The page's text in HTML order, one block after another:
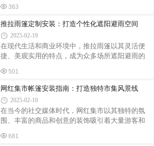
纸，精细裁剪材料，并采用专业缝制技术，确保
和美观度。组装与测试：将帐篷部件组装完成，
工业、农业及公共设施的应用，推拉帐篷都以其
出色的性能和广泛的适用性赢得了用户的青睐。
本文将深入探讨推拉帐篷在不同应用场景中的实
际应用与优势。家庭休闲的理想选择对于热爱户
外生活的家庭而言，推拉帐篷无疑是露营、野
炊、家庭聚会等休闲活动的理想伴侣。它不仅能
够提供充足的遮阳避雨空间，让家庭成员在户外
纳，便于携带和存放。无论是森林中的露营基地
363
推拉雨篷定制安装：打造个性化遮阳避雨空间
2025-02-19
在现代生活和商业环境中，推拉雨篷以其灵活便
捷、美观实用的特点，成为众多场所遮阳避雨的
库入口，推拉雨篷以其多样化的功能和个性化设
计，满足了不同场景下的需求。本文将深入探讨
推拉雨篷的定制安装过程，从需求分析到最终安
装，为您全面解析如何打造一个既实用又美观的
个性化遮阳避雨空间。一、需求分析：定制推拉
雨篷的起点定制推拉雨篷的第一步是进行需求分
析。这一过程包括以下几个关键方面：使用场
501
网红集市帐篷安装指南：打造独特市集风景线
2025-02-10
在当今的社交媒体时代，网红集市以其独特的氛
围、丰富的商品和创意的装饰吸引着大量游客和
为网红集市不可或缺的一部分，它们不仅为商家
681